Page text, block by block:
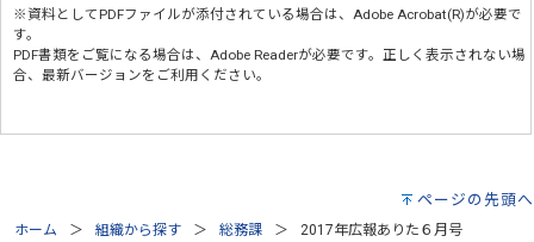
※資料としてPDFファイルが添付されている場合は、 Adobe Acrobat(R)が必要で
す。
PDF書類をご覧になる場合は、 Adobe Readerが必要です。正しく表示されない場
合、最新バージョンをご利用ください。
ページの先頭へ
ホーム 組織から探す 総務課 2017年広報ありた６月号